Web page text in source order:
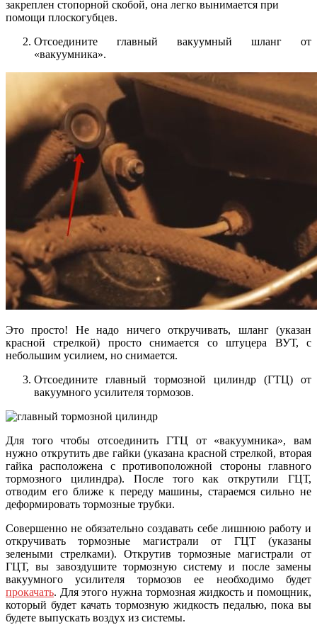
закреплен стопорной скобой, она легко вынимается при
помощи плоскогубцев.
Отсоедините главный вакуумный шланг от
«вакуумника».
Это просто! Не надо ничего откручивать, шланг (указан
красной стрелкой) просто снимается со штуцера ВУТ, с
небольшим усилием, но снимается.
Отсоедините главный тормозной цилиндр (ГТЦ) от
вакуумного усилителя тормозов.
Для того чтобы отсоединить ГТЦ от «вакуумника», вам
нужно открутить две гайки (указана красной стрелкой, вторая
гайка расположена с противоположной стороны главного
тормозного цилиндра). После того как открутили ГЦТ,
отводим его ближе к переду машины, стараемся сильно не
деформировать тормозные трубки.
Совершенно не обязательно создавать себе лишнюю работу и
откручивать тормозные магистрали от ГЦТ (указаны
зелеными стрелками). Открутив тормозные магистрали от
ГЦТ, вы завоздушите тормозную систему и после замены
вакуумного усилителя тормозов ее необходимо будет
прокачать. Для этого нужна тормозная жидкость и помощник,
который будет качать тормозную жидкость педалью, пока вы
будете выпускать воздух из системы.